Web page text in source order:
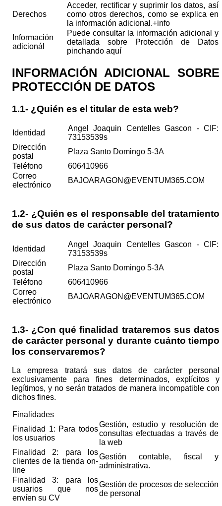
Derechos
Acceder, rectificar y suprimir los datos, así
como otros derechos, como se explica en
la información adicional.+info
Información
adicionál
Puede consultar la información adicional y
detallada sobre Protección de Datos
pinchando aquí
INFORMACIÓN ADICIONAL SOBRE
PROTECCIÓN DE DATOS
1.1- ¿Quién es el titular de esta web?
Identidad
Angel Joaquin Centelles Gascon - CIF:
73153539s
Dirección
postal
Plaza Santo Domingo 5-3A
Teléfono
606410966
Correo
electrónico
BAJOARAGON@EVENTUM365.COM
1.2- ¿Quién es el responsable del tratamiento
de sus datos de carácter personal?
Identidad
Angel Joaquin Centelles Gascon - CIF:
73153539s
Dirección
postal
Plaza Santo Domingo 5-3A
Teléfono
606410966
Correo
electrónico
BAJOARAGON@EVENTUM365.COM
1.3- ¿Con qué finalidad trataremos sus datos
de carácter personal y durante cuánto tiempo
los conservaremos?
La empresa tratará sus datos de carácter personal
exclusivamente para fines determinados, explícitos y
legítimos, y no serán tratados de manera incompatible con
dichos fines.
Finalidades
Finalidad 1: Para todos
los usuarios
Gestión, estudio y resolución de
consultas efectuadas a través de
la web
Finalidad 2: para los
clientes de la tienda on-
line
Gestión contable, fiscal y
administrativa.
Finalidad 3: para los
usuarios que nos
envíen su CV
Gestión de procesos de selección
de personal